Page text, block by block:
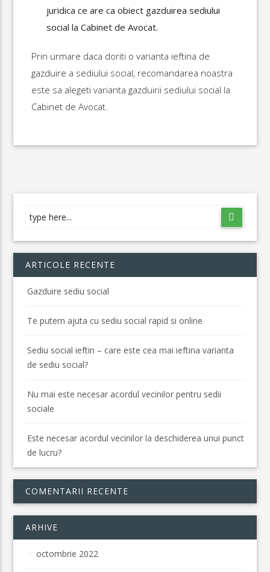
juridica ce are ca obiect gazduirea sediului
social la Cabinet de Avocat.
Prin urmare daca doriti o varianta ieftina de
gazduire a sediului social, recomandarea noastra
este sa alegeti varianta gazduirii sediului social la
Cabinet de Avocat.
ARTICOLE RECENTE
Gazduire sediu social
Te putem ajuta cu sediu social rapid si online
Sediu social ieftin – care este cea mai ieftina varianta
de sediu social?
Nu mai este necesar acordul vecinilor pentru sedii
sociale
Este necesar acordul vecinilor la deschiderea unui punct
de lucru?
COMENTARII RECENTE
ARHIVE
octombrie 2022